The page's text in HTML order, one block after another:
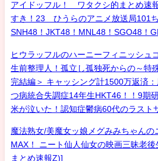
アイドッフル！ ワタクシ的まとめ速
すき！23 ひうらのアニメ放送局101
SNH48！JKT48！MNL48！SGO48！
ヒウラッフルのハーニーフィニッシュ
生前整理人！孤立し孤独死からの～特
完結編＞ キャッシング計1500万返済
つ病統合失調症14年生HKT46！！9期
米が泣いた！認知症鬱病60代のラスト
魔法熟女/美魔女ッ娘メグみみちゃんの
MAX！ ニート仙人仙女の映画三昧老
まとめ速報Z)]